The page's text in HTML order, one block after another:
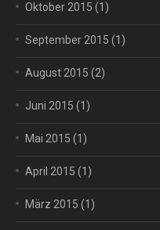
Oktober 2015 (1)
September 2015 (1)
August 2015 (2)
Juni 2015 (1)
Mai 2015 (1)
April 2015 (1)
März 2015 (1)